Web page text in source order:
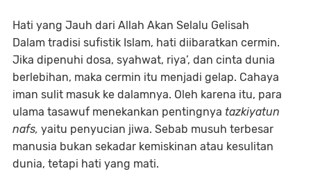
Hati yang Jauh dari Allah Akan Selalu Gelisah
Dalam tradisi sufistik Islam, hati diibaratkan cermin.
Jika dipenuhi dosa, syahwat, riya’, dan cinta dunia
berlebihan, maka cermin itu menjadi gelap. Cahaya
iman sulit masuk ke dalamnya. Oleh karena itu, para
ulama tasawuf menekankan pentingnya tazkiyatun
nafs, yaitu penyucian jiwa. Sebab musuh terbesar
manusia bukan sekadar kemiskinan atau kesulitan
dunia, tetapi hati yang mati.